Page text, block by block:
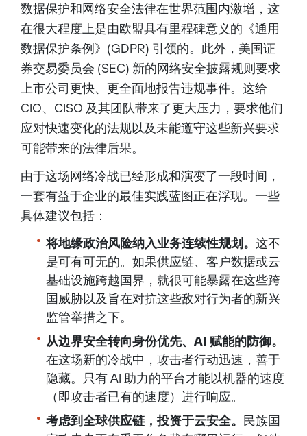
数据保护和网络安全法律在世界范围内激增，这
在很大程度上是由欧盟具有里程碑意义的《通用
数据保护条例》(GDPR) 引领的。此外，美国证
券交易委员会 (SEC) 新的网络安全披露规则要求
上市公司更快、更全面地报告违规事件。这给
CIO、CISO 及其团队带来了更大压力，要求他们
应对快速变化的法规以及未能遵守这些新兴要求
可能带来的法律后果。
由于这场网络冷战已经形成和演变了一段时间，
一套有益于企业的最佳实践蓝图正在浮现。一些
具体建议包括：
将地缘政治风险纳入业务连续性规划。 这不
是可有可无的。如果供应链、客户数据或云
基础设施跨越国界，就很可能暴露在这些跨
国威胁以及旨在对抗这些敌对行为者的新兴
监管举措之下。
从边界安全转向身份优先、AI 赋能的防御。
在这场新的冷战中，攻击者行动迅速，善于
隐藏。只有 AI 助力的平台才能以机器的速度
（即攻击者已有的速度）进行响应。
考虑到全球供应链，投资于云安全。 民族国